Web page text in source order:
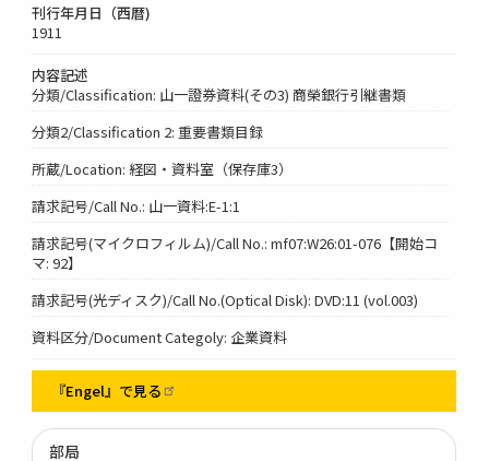
刊行年月日（西暦)
1911
内容記述
分類/Classification: 山一證券資料(その3) 商榮銀行引継書類
分類2/Classification 2: 重要書類目録
所蔵/Location: 経図・資料室（保存庫3）
請求記号/Call No.: 山一資料:E-1:1
請求記号(マイクロフィルム)/Call No.: mf07:W26:01-076【開始コ
マ: 92】
請求記号(光ディスク)/Call No.(Optical Disk): DVD:11 (vol.003)
資料区分/Document Categoly: 企業資料
『Engel』で見る
部局